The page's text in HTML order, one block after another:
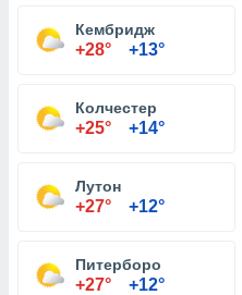
Кембридж
+28° +13°
Колчестер
+25° +14°
Лутон
+27° +12°
Питерборо
+27° +12°